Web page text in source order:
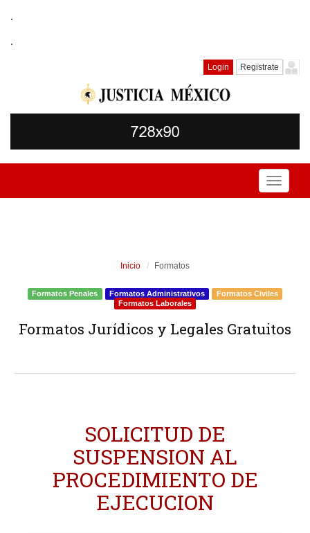
.
.
Login Registrate
Toggle
Inicio Formatos
Formatos Penales Formatos Administrativos
Formatos Civiles
Formatos Laborales
Formatos Jurídicos y Legales Gratuitos
SOLICITUD DE
SUSPENSION AL
PROCEDIMIENTO DE
EJECUCION